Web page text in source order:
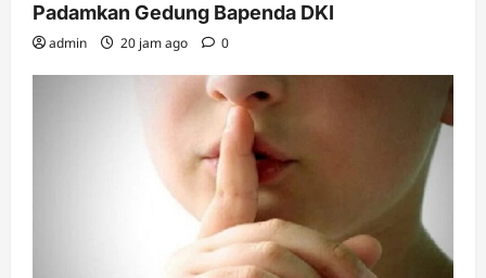
Padamkan Gedung Bapenda DKI
admin 20 jam ago 0